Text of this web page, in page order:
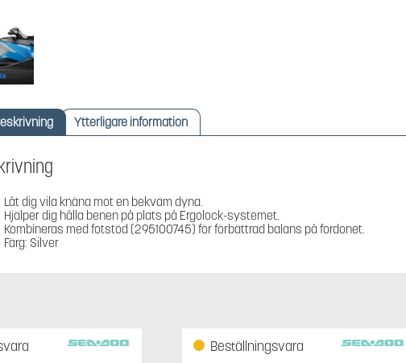
Ytterligare information
Låt dig vila knäna mot en bekväm dyna.
Hjälper dig hålla benen på plats på Ergolock-systemet.
Kombineras med fotstöd (295100745) för förbättrad balans på fordonet.
Färg: Silver
Beställningsvara